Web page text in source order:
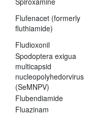
Flufenacet (formerly
fluthiamide)
Fludioxonil
Spodoptera exigua
multicapsid
nucleopolyhedorvirus
(SeMNPV)
Flubendiamide
Fluazinam